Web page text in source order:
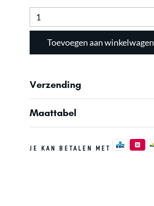
Hoodie
met
sjaalkraag
aantal
Toevoegen aan winkelwagen
Verzending
Maattabel
JE KAN BETALEN MET